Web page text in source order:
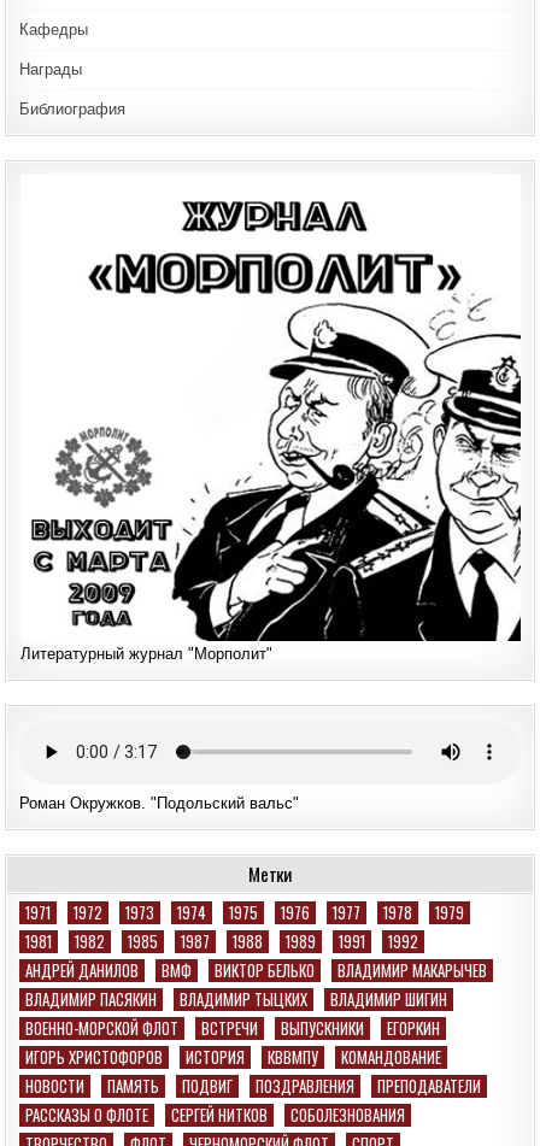
Кафедры
Награды
Библиография
Литературный журнал "Морполит"
Роман Окружков. "Подольский вальс"
Метки
1971 1972 1973 1974 1975 1976 1977 1978
1979
1981
1982 1985 1987 1988 1989 1991
1992
АНДРЕЙ ДАНИЛОВ
ВМФ ВИКТОР БЕЛЬКО
ВЛАДИМИР МАКАРЫЧЕВ
ВЛАДИМИР ПАСЯКИН
ВЛАДИМИР ТЫЦКИХ
ВЛАДИМИР ШИГИН
ВОЕННО-МОРСКОЙ ФЛОТ
ВСТРЕЧИ ВЫПУСКНИКИ
ЕГОРКИН
ИГОРЬ ХРИСТОФОРОВ
ИСТОРИЯ КВВМПУ
КОМАНДОВАНИЕ
НОВОСТИ
ПАМЯТЬ ПОДВИГ ПОЗДРАВЛЕНИЯ
ПРЕПОДАВАТЕЛИ
РАССКАЗЫ О ФЛОТЕ
СЕРГЕЙ НИТКОВ
СОБОЛЕЗНОВАНИЯ